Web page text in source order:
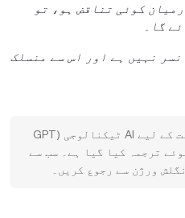
کوئی تناقض ہو، تو
گا۔
نہیں ہے اور اس سے منسلک
یہ صفحہ آپ کی سہولت کے لیے AI ٹیکنالوجی (GPT
ترجمہ کیا گیا ہے۔ سب سے
ورژن سے رجوع کریں۔